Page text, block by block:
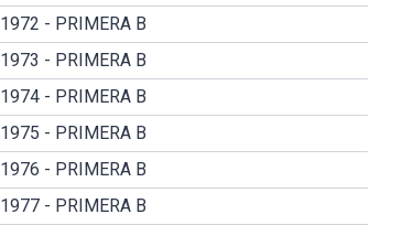
1972 - PRIMERA B
1973 - PRIMERA B
1974 - PRIMERA B
1975 - PRIMERA B
1976 - PRIMERA B
1977 - PRIMERA B